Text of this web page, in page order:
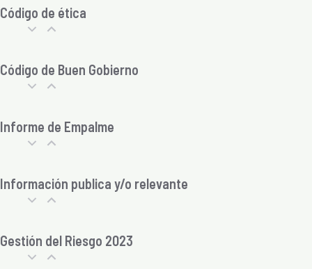
Código de ética
Código de Buen Gobierno
Informe de Empalme
Información publica y/o relevante
Gestión del Riesgo 2023